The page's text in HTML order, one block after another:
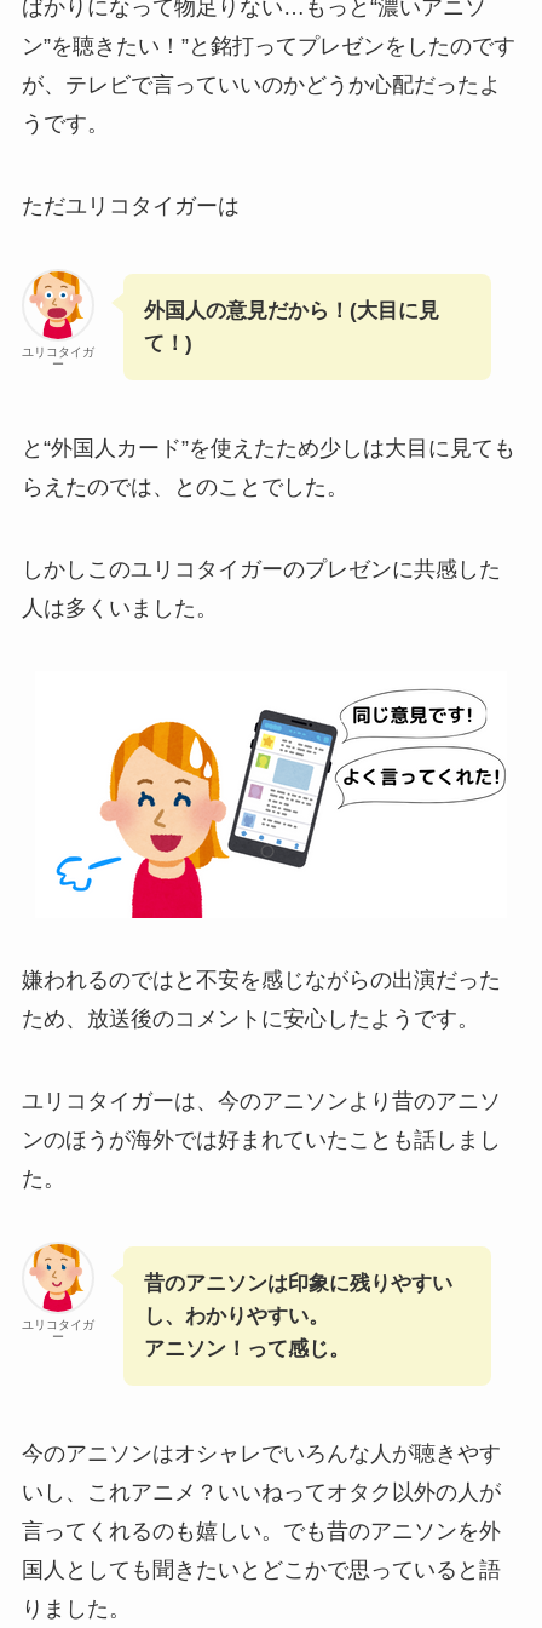
ばかりになって物足りない…もっと“濃いアニソ
ン”を聴きたい！”と銘打ってプレゼンをしたのです
が、テレビで言っていいのかどうか心配だったよ
うです。
ただユリコタイガーは
ユリコタイガ
ー
外国人の意見だから！(大目に見
て！)
と“外国人カード”を使えたため少しは大目に見ても
らえたのでは、とのことでした。
しかしこのユリコタイガーのプレゼンに共感した
人は多くいました。
嫌われるのではと不安を感じながらの出演だった
ため、放送後のコメントに安心したようです。
ユリコタイガーは、今のアニソンより昔のアニソ
ンのほうが海外では好まれていたことも話しまし
た。
ユリコタイガ
ー
昔のアニソンは印象に残りやすい
し、わかりやすい。
アニソン！って感じ。
今のアニソンはオシャレでいろんな人が聴きやす
いし、これアニメ？いいねってオタク以外の人が
言ってくれるのも嬉しい。でも昔のアニソンを外
国人としても聞きたいとどこかで思っていると語
りました。